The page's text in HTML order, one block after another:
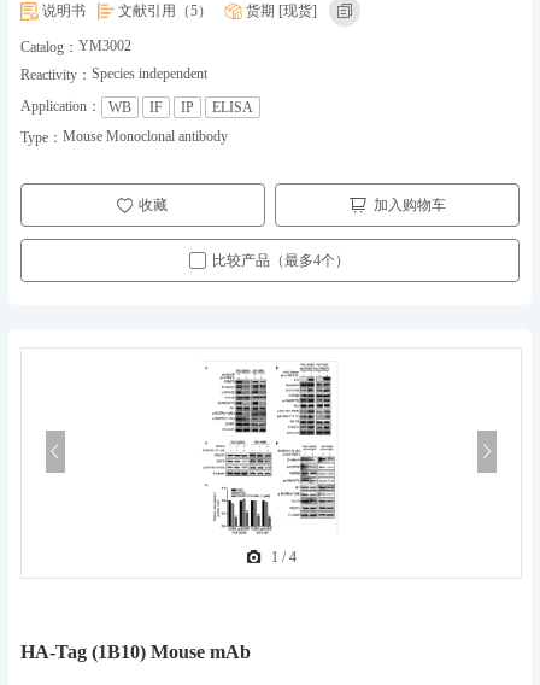
说明书 文献引用（5） 货期 [现货]
Catalog： YM3002
Reactivity： Species independent
Application：
WB IF IP
ELISA
Type： Mouse Monoclonal antibody
收藏 加入购物车
比较产品（最多4个）
HA-Tag (1B10) Mouse mAb
1 /4